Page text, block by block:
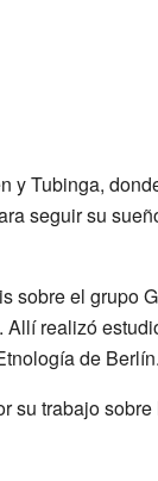
y Tubinga,
seguir su
sobre el grupo
realizó
de Berlín.
su trabajo